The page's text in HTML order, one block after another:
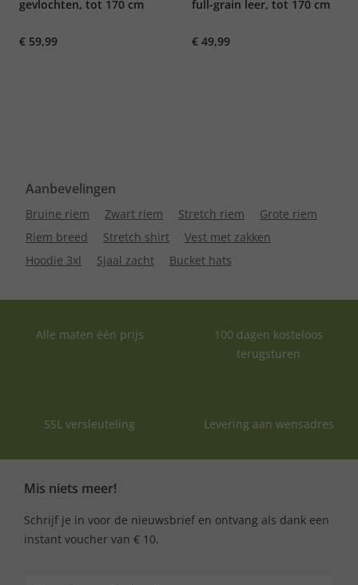
gevlochten, tot 170 cm
€ 59,99
full-grain leer, tot 170 cm
€ 49,99
Aanbevelingen
Bruine riem Zwart riem Stretch riem
Grote riem
Riem breed
Stretch shirt
Vest met zakken
Hoodie 3xl
Sjaal zacht Bucket hats
Alle maten één prijs
100 dagen kosteloos
terugsturen
SSL versleuteling Levering aan wensadres
Mis niets meer!
Schrijf je in voor de nieuwsbrief en ontvang als dank een
instant voucher van € 10.